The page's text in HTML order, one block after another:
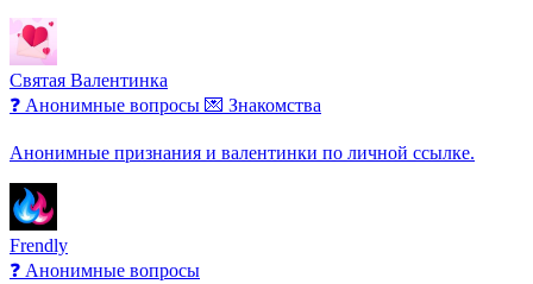
Святая Валентинка
❓ Анонимные вопросы 💌 Знакомства
Анонимные признания и валентинки по личной ссылке.
Frendly
❓ Анонимные вопросы